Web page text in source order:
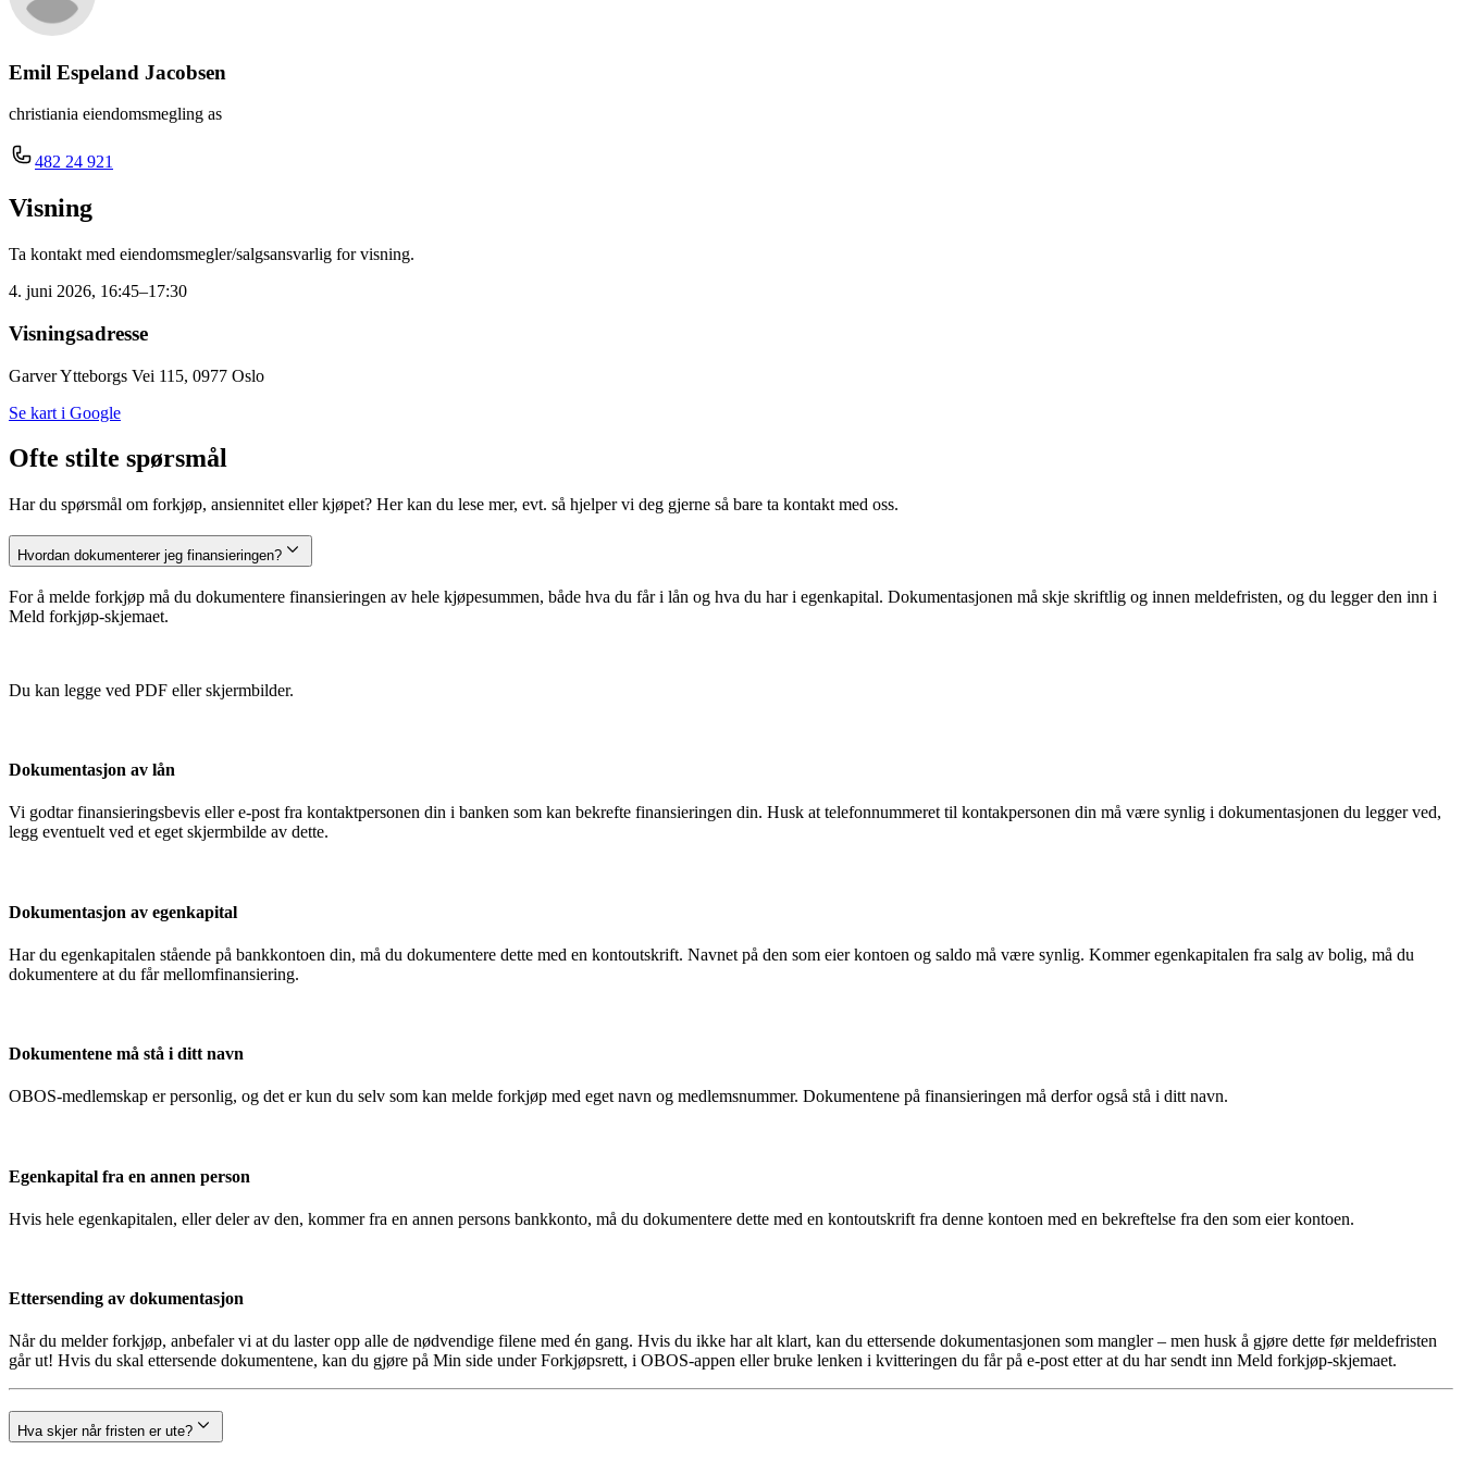
Emil Espeland Jacobsen
christiania eiendomsmegling as
482 24 921
Visning
Ta kontakt med eiendomsmegler/salgsansvarlig for visning.
4. juni 2026, 16:45–17:30
Visningsadresse
Garver Ytteborgs Vei 115, 0977 Oslo
Se kart i Google
Ofte stilte spørsmål
Har du spørsmål om forkjøp, ansiennitet eller kjøpet? Her kan du lese mer, evt. så hjelper vi deg gjerne så bare ta kontakt med oss.
Hvordan dokumenterer jeg finansieringen?
For å melde forkjøp må du dokumentere finansieringen av hele kjøpesummen, både hva du får i lån og hva du har i egenkapital. Dokumentasjonen må skje skriftlig og innen meldefristen, og du legger den inn i
Meld forkjøp-skjemaet.
Du kan legge ved PDF eller skjermbilder.
Dokumentasjon av lån
Vi godtar finansieringsbevis eller e-post fra kontaktpersonen din i banken som kan bekrefte finansieringen din. Husk at telefonnummeret til kontakpersonen din må være synlig i dokumentasjonen du legger ved,
legg eventuelt ved et eget skjermbilde av dette.
Dokumentasjon av egenkapital
Har du egenkapitalen stående på bankkontoen din, må du dokumentere dette med en kontoutskrift. Navnet på den som eier kontoen og saldo må være synlig. Kommer egenkapitalen fra salg av bolig, må du
dokumentere at du får mellomfinansiering.
Dokumentene må stå i ditt navn
OBOS-medlemskap er personlig, og det er kun du selv som kan melde forkjøp med eget navn og medlemsnummer. Dokumentene på finansieringen må derfor også stå i ditt navn.
Egenkapital fra en annen person
Hvis hele egenkapitalen, eller deler av den, kommer fra en annen persons bankkonto, må du dokumentere dette med en kontoutskrift fra denne kontoen med en bekreftelse fra den som eier kontoen.
Ettersending av dokumentasjon
Når du melder forkjøp, anbefaler vi at du laster opp alle de nødvendige filene med én gang. Hvis du ikke har alt klart, kan du ettersende dokumentasjonen som mangler – men husk å gjøre dette før meldefristen
går ut! Hvis du skal ettersende dokumentene, kan du gjøre på Min side under Forkjøpsrett, i OBOS-appen eller bruke lenken i kvitteringen du får på e-post etter at du har sendt inn Meld forkjøp-skjemaet.
Hva skjer når fristen er ute?